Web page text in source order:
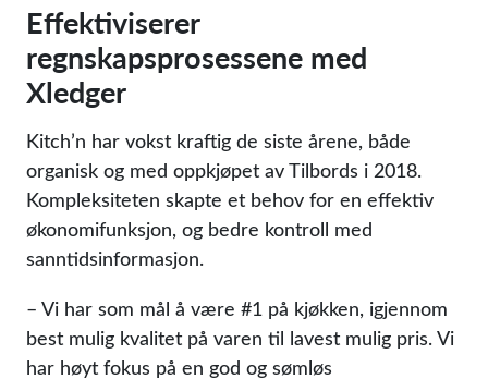
Effektiviserer
regnskapsprosessene med
Xledger
Kitch’n har vokst kraftig de siste årene, både
organisk og med oppkjøpet av Tilbords i 2018.
Kompleksiteten skapte et behov for en effektiv
økonomifunksjon, og bedre kontroll med
sanntidsinformasjon.
– Vi har som mål å være #1 på kjøkken, igjennom
best mulig kvalitet på varen til lavest mulig pris. Vi
har høyt fokus på en god og sømløs